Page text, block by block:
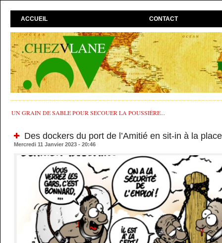
ACCUEIL CONTACT
UN GRAIN DE SABLE POUR SECOUER LA POUSSIÈRE...
Des dockers du port de l’Amitié en sit-in à la
Mercredi 11 Janvier 2023 - 20:46